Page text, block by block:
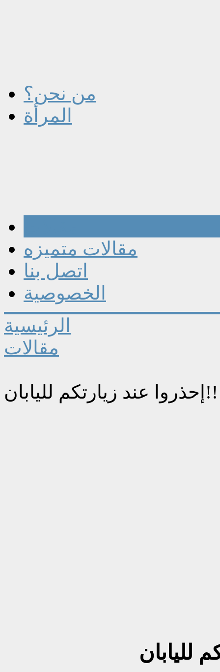
من نحن؟
المرأة
مقالات متميزه
اتصل بنا
الخصوصية
الرئيسية
مقالات
لليابان!!!!